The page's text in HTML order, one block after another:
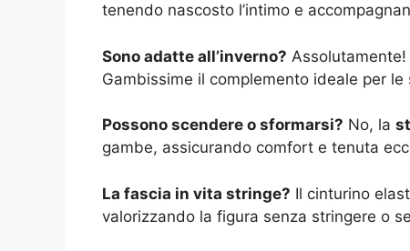
tenendo nascosto l’intimo e
Sono adatte all’inverno?
Gambissime il complemento ideale per
Possono scendere o sformarsi? No, la
gambe, assicurando comfort e tenuta
La fascia in vita stringe? Il cinturino
valorizzando la figura senza stringere o